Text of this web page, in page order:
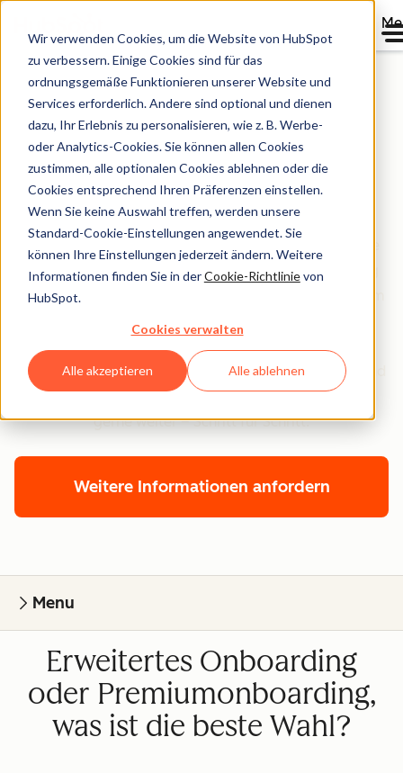
Wir verwenden Cookies, um die Website von HubSpot
zu verbessern. Einige Cookies sind für das
ordnungsgemäße Funktionieren unserer Website und
Services erforderlich. Andere sind optional und dienen
dazu, Ihr Erlebnis zu personalisieren, wie z. B. Werbe-
oder Analytics-Cookies. Sie können allen Cookies
zustimmen, alle optionalen Cookies ablehnen oder die
Cookies entsprechend Ihren Präferenzen einstellen.
Wenn Sie keine Auswahl treffen, werden unsere
Standard-Cookie-Einstellungen angewendet. Sie
können Ihre Einstellungen jederzeit ändern. Weitere
Informationen finden Sie in derCookie-Richtlinievon
HubSpot.
Cookies verwalten
Alle akzeptieren Alle ablehnen
Erweitertes
Onboarding und
Premiumonboarding
Im Rahmen des erweiterten Onboardings erhalten Sie
erweiterte technische und strategische Unterstützung
bei der Verwendung von HubSpot, um mehr Wachstum
für Ihr Unternehmen zu erreichen. Mit einem
individuellen Onboardingplan, der ganz auf Ihr
Unternehmen, Ihre Ziele, Ihre vorhandene Software und
Infrastruktur zugeschnitten ist, helfen wir Ihnen sehr
gerne weiter – Schritt für Schritt.
Weitere Informationen anfordern
Menu
Erweitertes Onboarding
oder Premiumonboarding,
was ist die beste Wahl?